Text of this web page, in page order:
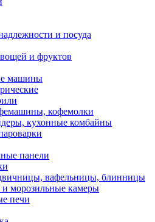
и посуда
и фруктов
машины
кофемолки
кухонные комбайны
панели
вафельницы, блинницы
морозильные камеры
печи